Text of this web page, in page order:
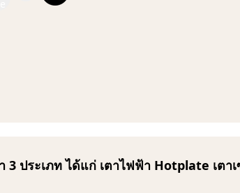
ประเภท ได้แก่ เตาไฟฟ้า Hotplate เตา